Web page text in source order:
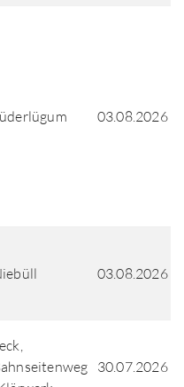
03.08.2026
03.08.2026
30.07.2026